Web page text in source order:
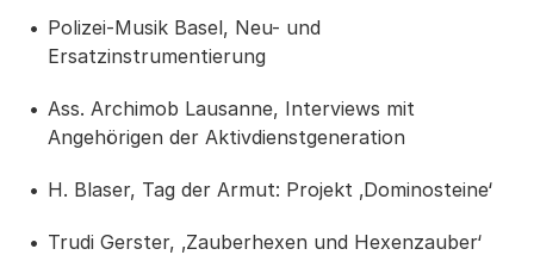
Polizei-Musik Basel, Neu- und
Ersatzinstrumentierung
Ass. Archimob Lausanne, Interviews mit
Angehörigen der Aktivdienstgeneration
H. Blaser, Tag der Armut: Projekt ‚Dominosteine‘
Trudi Gerster, ‚Zauberhexen und Hexenzauber‘